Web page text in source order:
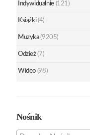
Indywidualnie (121)
Książki (4)
Muzyka (9205)
Odzież (7)
Wideo (98)
Nośnik